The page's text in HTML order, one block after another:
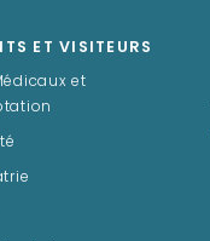
ET VISITEURS
et